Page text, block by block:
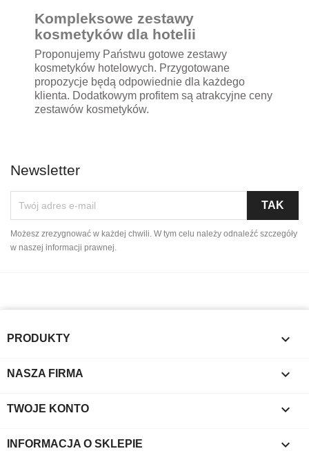
Kompleksowe zestawy
kosmetyków dla hotelii
Proponujemy Państwu gotowe zestawy
kosmetyków hotelowych. Przygotowane
propozycje będą odpowiednie dla każdego
klienta. Dodatkowym profitem są atrakcyjne ceny
zestawów kosmetyków.
Newsletter
Możesz zrezygnować w każdej chwili. W tym celu należy odnaleźć szczegóły
w naszej informacji prawnej.
PRODUKTY 
NASZA FIRMA 
TWOJE KONTO 
INFORMACJA O SKLEPIE keyboard_arrow_down